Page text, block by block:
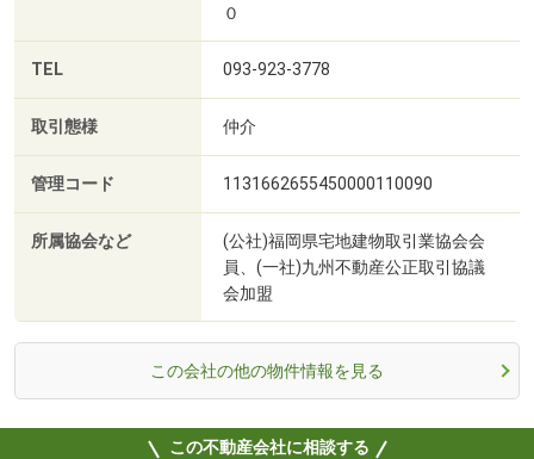
０
TEL 093-923-3778
取引態様 仲介
管理コード 1131662655450000110090
所属協会など
(公社)福岡県宅地建物取引業協会会
員、(一社)九州不動産公正取引協議
会加盟
この会社の他の物件情報を見る
この不動産会社に相談する